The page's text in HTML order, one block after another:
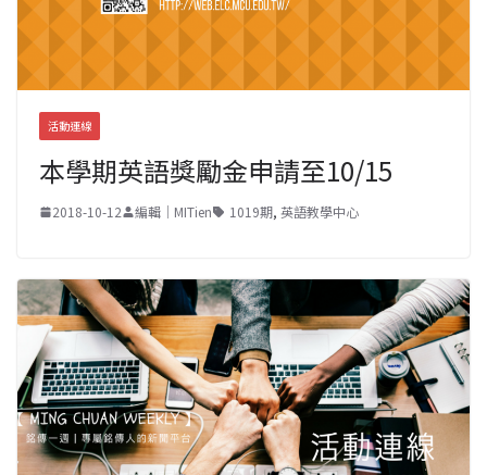
活動連線
本學期英語獎勵金申請至10/15
2018-10-12 編輯｜MITien 1019期, 英語教學中心